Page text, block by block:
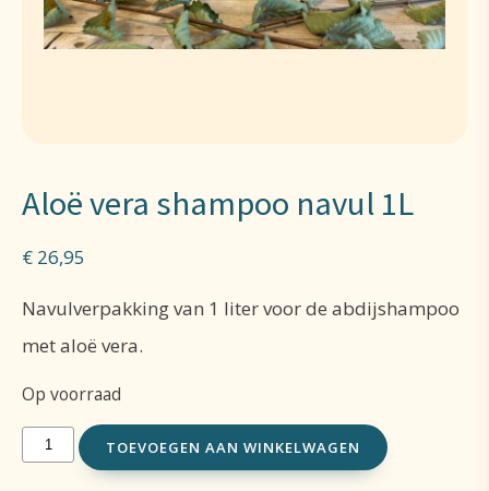
Aloë vera shampoo navul 1L
€ 26,95
Navulverpakking van 1 liter voor de abdijshampoo
met aloë vera.
Op voorraad
Aloë
TOEVOEGEN AAN WINKELWAGEN